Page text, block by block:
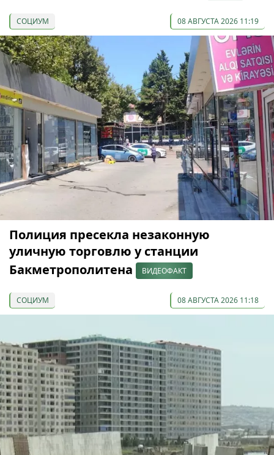
СОЦИУМ 08 АВГУСТА 2026 11:19
Полиция пресекла незаконную
уличную торговлю у станции
Бакметрополитена
ВИДЕОФАКТ
СОЦИУМ 08 АВГУСТА 2026 11:18